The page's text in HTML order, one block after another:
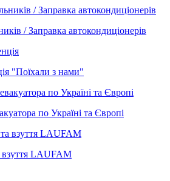
/ Заправка автокондиціонерів
"Поїхали з нами"
по Україні та Європі
взуття LAUFAM